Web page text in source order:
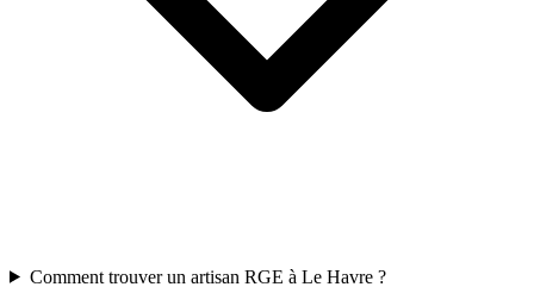
Comment trouver un artisan RGE à Le Havre ?